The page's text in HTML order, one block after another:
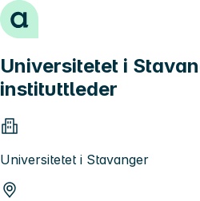
Hopp til innhold
Universitetet i
instituttleder
Universitetet i Stavanger